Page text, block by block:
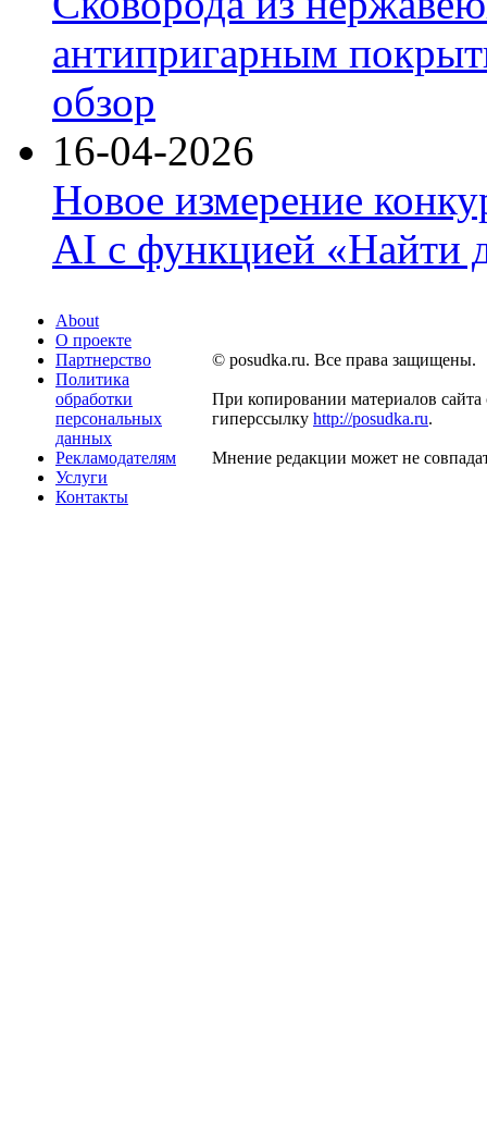
антипригарным
обзор
16-04-2026
Новое измерение
AI с функцией «Найти
About
О проекте
Партнерство
Политика
обработки
персональных
данных
Рекламодателям
Услуги
Контакты
© posudka.ru. Все права защищены.
При копировании материалов сайта
гиперссылку http://posudka.ru.
Мнение редакции может не